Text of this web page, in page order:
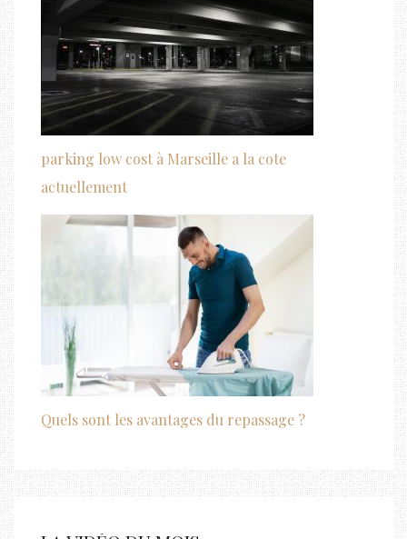
parking low cost à Marseille a la cote
actuellement
Quels sont les avantages du repassage ?